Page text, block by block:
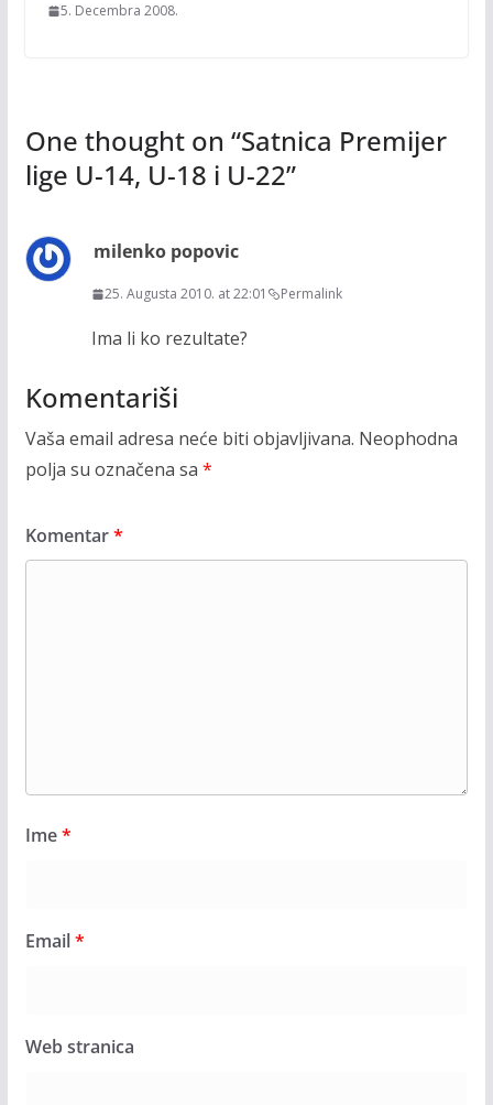
5. Decembra 2008.
One thought on “Satnica Premijer
lige U-14, U-18 i U-22”
milenko popovic
25. Augusta 2010. at 22:01 Permalink
Ima li ko rezultate?
Komentariši
Vaša email adresa neće biti objavljivana. Neophodna
polja su označena sa *
Komentar*
Ime*
Email*
Web stranica